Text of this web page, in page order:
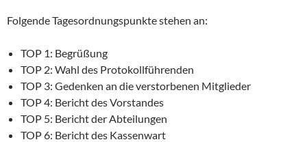
Folgende Tagesordnungspunkte stehen an:
TOP 1: Begrüßung
TOP 2: Wahl des Protokollführenden
TOP 3: Gedenken an die verstorbenen Mitglieder
TOP 4: Bericht des Vorstandes
TOP 5: Bericht der Abteilungen
TOP 6: Bericht des Kassenwart